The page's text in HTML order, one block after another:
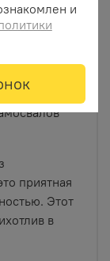
на
– подходит
приятная
Этот
в
и